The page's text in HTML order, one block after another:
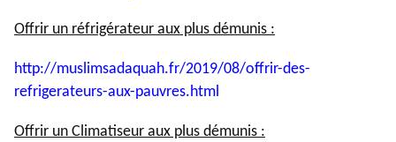
Offrir un réfrigérateur aux plus démunis :
http://muslimsadaquah.fr/2019/08/offrir-des-
refrigerateurs-aux-pauvres.html
Offrir un Climatiseur aux plus démunis :